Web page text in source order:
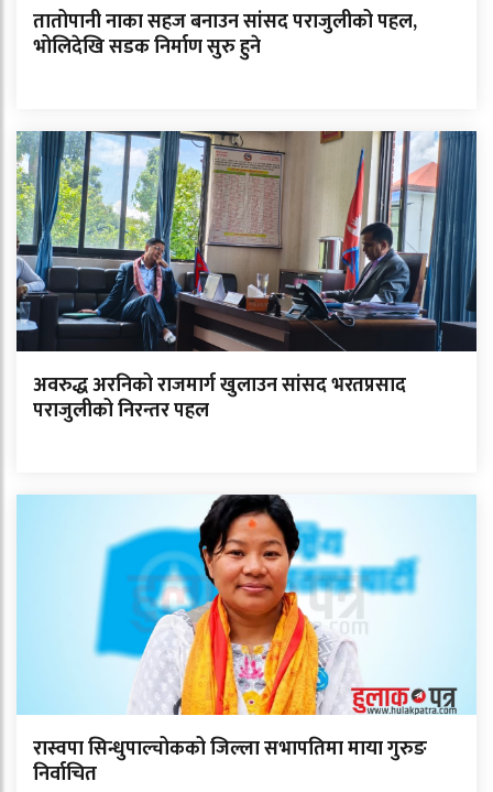
तातोपानी नाका सहज बनाउन सांसद पराजुलीको पहल,
भोलिदेखि सडक निर्माण सुरु हुने
अवरुद्ध अरनिको राजमार्ग खुलाउन सांसद भरतप्रसाद
पराजुलीको निरन्तर पहल
रास्वपा सिन्धुपाल्चोकको जिल्ला सभापतिमा माया गुरुङ
निर्वाचित